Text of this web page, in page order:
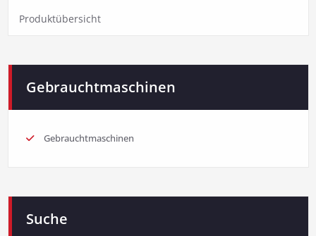
Produktübersicht
Gebrauchtmaschinen
Gebrauchtmaschinen
Suche